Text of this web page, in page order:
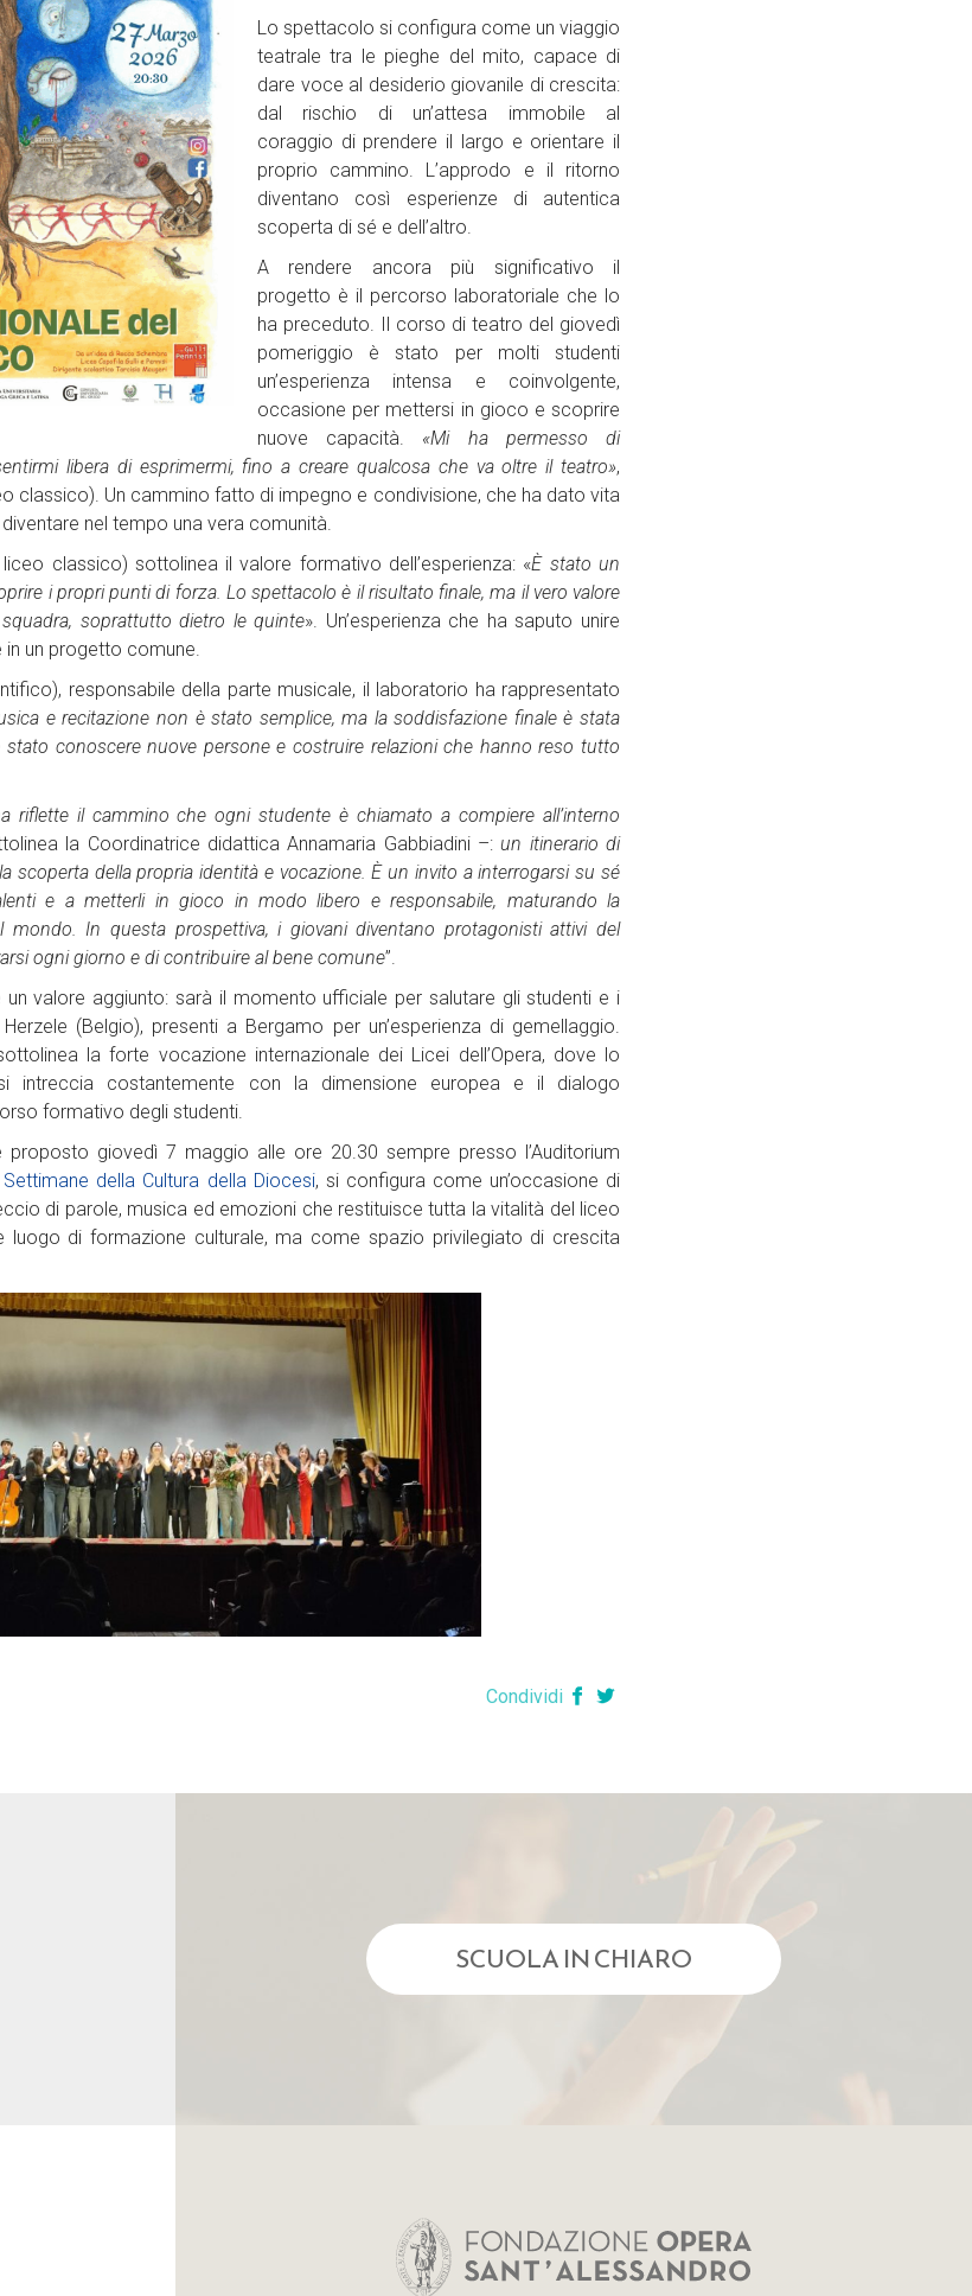
Lo spettacolo si configura come un viaggio
teatrale tra le pieghe del mito, capace di
dare voce al desiderio giovanile di crescita:
dal rischio di un’attesa immobile al
coraggio di prendere il largo e orientare il
proprio cammino. L’approdo e il ritorno
diventano così esperienze di autentica
scoperta di sé e dell’altro.
A rendere ancora più significativo il
progetto è il percorso laboratoriale che lo
ha preceduto. Il corso di teatro del giovedì
pomeriggio è stato per molti studenti
un’esperienza intensa e coinvolgente,
occasione per mettersi in gioco e scoprire
nuove capacità. «Mi ha permesso di
libera di esprimermi, fino a creare qualcosa che va oltre il teatro»,
classico). Un cammino fatto di impegno e condivisione, che ha dato vita
nel tempo una vera comunità.
classico) sottolinea il valore formativo dell’esperienza: «È stato un
i propri punti di forza. Lo spettacolo è il risultato finale, ma il vero valore
soprattutto dietro le quinte». Un’esperienza che ha saputo unire
un progetto comune.
responsabile della parte musicale, il laboratorio ha rappresentato
e recitazione non è stato semplice, ma la soddisfazione finale è stata
conoscere nuove persone e costruire relazioni che hanno reso tutto
riflette il cammino che ogni studente è chiamato a compiere all’interno
la Coordinatrice didattica Annamaria Gabbiadini –:un itinerario di
scoperta della propria identità e vocazione. È un invito a interrogarsi su sé
e a metterli in gioco in modo libero e responsabile, maturando la
In questa prospettiva, i giovani diventano protagonisti attivi del
ogni giorno e di contribuire al bene comune”.
valore aggiunto: sarà il momento ufficiale per salutare gli studenti e i
(Belgio), presenti a Bergamo per un’esperienza di gemellaggio.
la forte vocazione internazionale dei Licei dell’Opera, dove lo
intreccia costantemente con la dimensione europea e il dialogo
formativo degli studenti.
proposto giovedì 7 maggio alle ore 20.30 sempre presso l’Auditorium
Settimane della Cultura della Diocesi, si configura come un’occasione di
di parole, musica ed emozioni che restituisce tutta la vitalità del liceo
di formazione culturale, ma come spazio privilegiato di crescita
Condividi
SCUOLA IN CHIARO